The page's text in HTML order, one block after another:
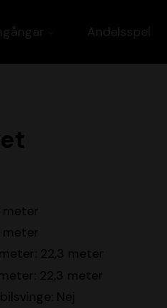
Andelsspel
22,3 meter
22,3 meter
Nej